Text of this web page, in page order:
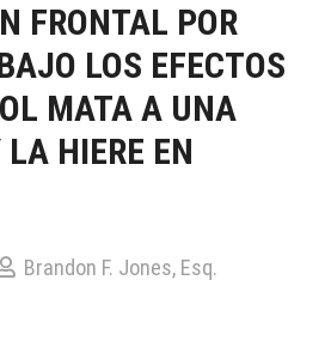
FRONTAL POR
LOS EFECTOS
MATA A UNA
HIERE EN
Brandon F. Jones, Esq.